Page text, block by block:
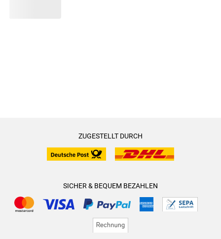
ZUGESTELLT DURCH
SICHER & BEQUEM BEZAHLEN